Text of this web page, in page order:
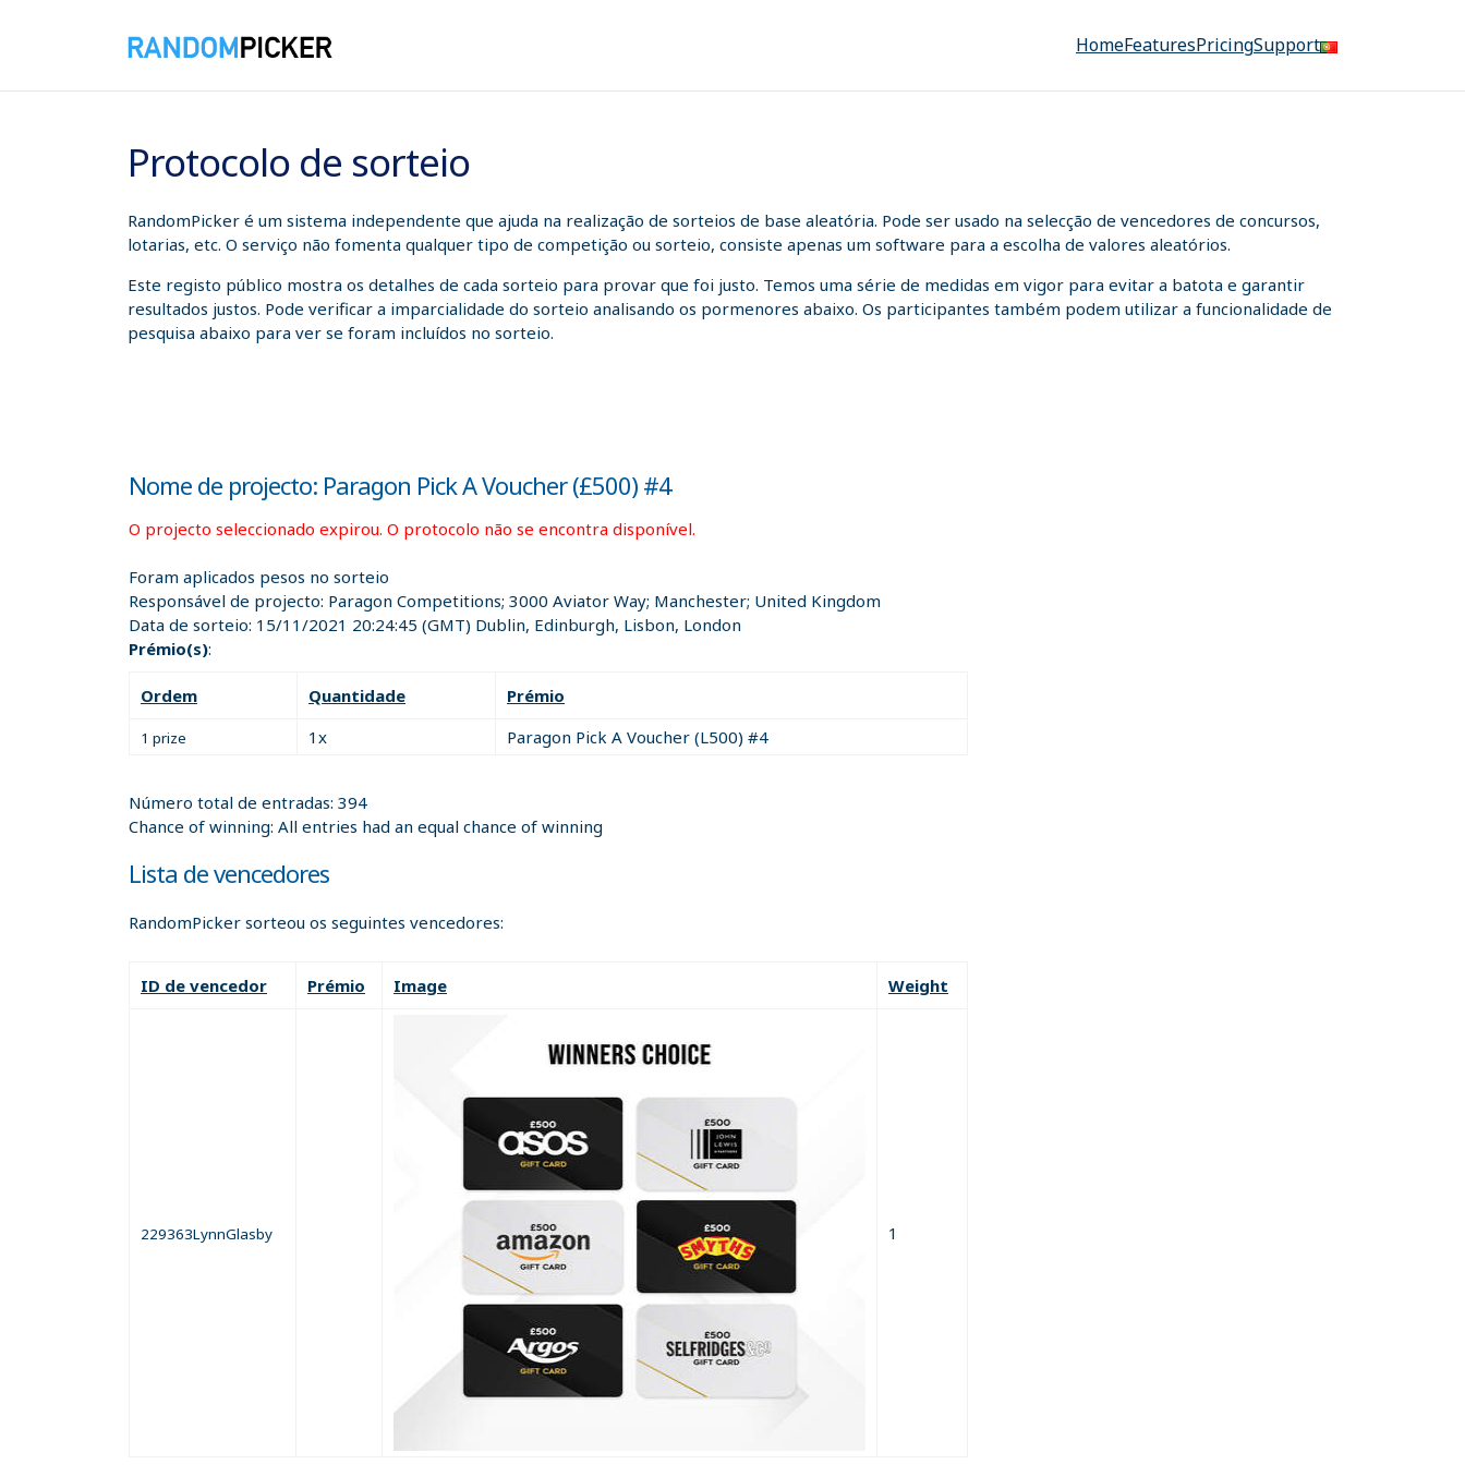
HomeFeaturesPricingSupport
Protocolo de sorteio
RandomPicker é um sistema independente que ajuda na realização de sorteios de base aleatória. Pode ser usado na selecção de vencedores de concursos,
lotarias, etc. O serviço não fomenta qualquer tipo de competição ou sorteio, consiste apenas um software para a escolha de valores aleatórios.
Este registo público mostra os detalhes de cada sorteio para provar que foi justo. Temos uma série de medidas em vigor para evitar a batota e garantir
resultados justos. Pode verificar a imparcialidade do sorteio analisando os pormenores abaixo. Os participantes também podem utilizar a funcionalidade de
pesquisa abaixo para ver se foram incluídos no sorteio.
Nome de projecto: Paragon Pick A Voucher (£500) #4
O projecto seleccionado expirou. O protocolo não se encontra disponível.
Foram aplicados pesos no sorteio
Responsável de projecto: Paragon Competitions; 3000 Aviator Way; Manchester; United Kingdom
Data de sorteio: 15/11/2021 20:24:45 (GMT) Dublin, Edinburgh, Lisbon, London
Prémio(s):
Ordem Quantidade Prémio
1 prize 1x Paragon Pick A Voucher (L500) #4
Número total de entradas: 394
Chance of winning: All entries had an equal chance of winning
Lista de vencedores
RandomPicker sorteou os seguintes vencedores:
ID de vencedor Prémio Image Weight
229363LynnGlasby 1